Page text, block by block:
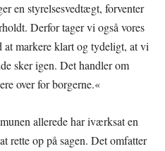
en styrelsesvedtægt, forventer
Derfor tager vi også vores
at markere klart og tydeligt, at vi
sker igen. Det handler om
over for borgerne.«
allerede har iværksat en
rette op på sagen. Det omfatter